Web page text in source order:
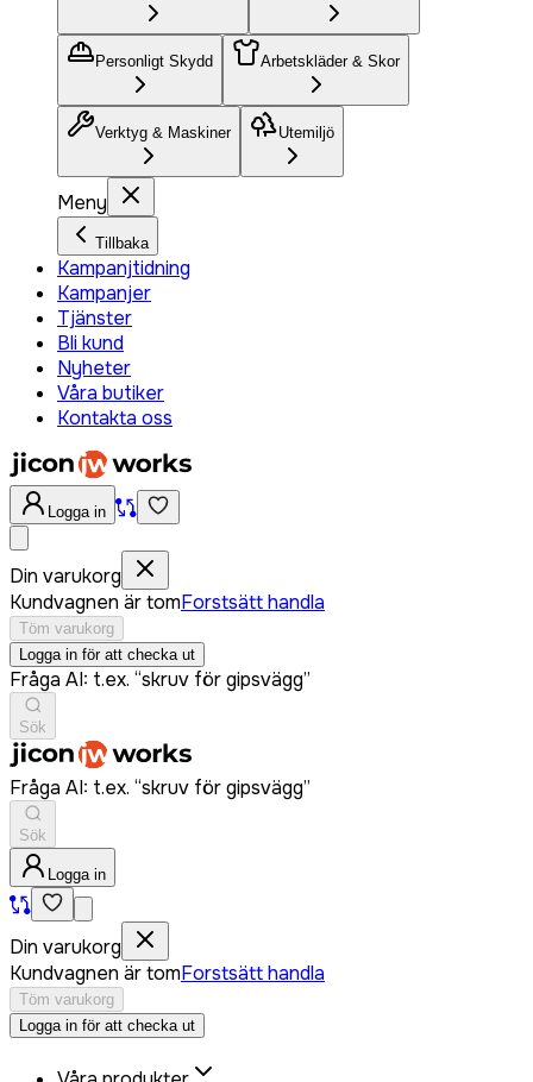
Personligt Skydd Arbetskläder & Skor
Verktyg & Maskiner Utemiljö
Meny
Tillbaka
Kampanjtidning
Kampanjer
Tjänster
Bli kund
Nyheter
Våra butiker
Kontakta oss
Logga in
Din varukorg
Kundvagnen är tomForstsätt handla
Töm varukorg
Logga in för att checka ut
Fråga AI: t.ex. “skruv för gipsvägg”
Sök
Fråga AI: t.ex. “skruv för gipsvägg”
Sök
Logga in
Din varukorg
Kundvagnen är tomForstsätt handla
Töm varukorg
Logga in för att checka ut